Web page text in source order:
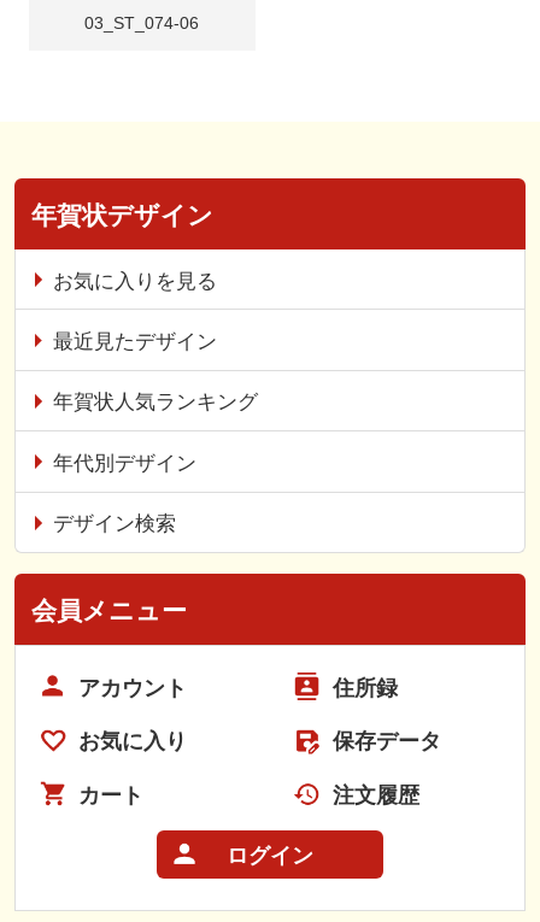
03_ST_074-06
年賀状デザイン
お気に入りを見る
最近見たデザイン
年賀状人気ランキング
年代別デザイン
デザイン検索
会員メニュー
アカウント 住所録
お気に入り 保存データ
カート 注文履歴
ログイン